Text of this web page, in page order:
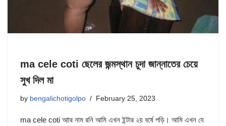
ma cele coti ছেলের জন্মস্থান চুদা জান্নাতের চেয়ে
সুখ দিল মা
by bengalichotigolpo February 25, 2023
ma cele coti আার নাম রনি আমি এখন ইন্টার ২য় বর্ষে পড়ি। আমি এখন যে